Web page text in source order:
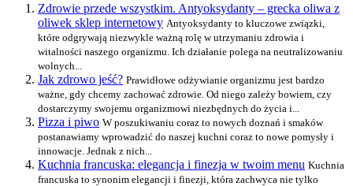
Zdrowie przede wszystkim. Antyoksydanty – grecka oliwa z
oliwek sklep internetowy Antyoksydanty to kluczowe związki,
które odgrywają niezwykle ważną rolę w utrzymaniu zdrowia i
witalności naszego organizmu. Ich działanie polega na neutralizowaniu
wolnych...
Jak zdrowo jeść? Prawidłowe odżywianie organizmu jest bardzo
ważne, gdy chcemy zachować zdrowie. Od niego zależy bowiem, czy
dostarczymy swojemu organizmowi niezbędnych do życia i...
Pizza i piwo W poszukiwaniu coraz to nowych doznań i smaków
postanawiamy wprowadzić do naszej kuchni coraz to nowe pomysły i
innowacje. Jednak z nich...
Kuchnia francuska: elegancja i finezja w twoim menu Kuchnia
francuska to synonim elegancji i finezji, która zachwyca nie tylko